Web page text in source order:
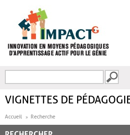
FORMULAIRE DE
VIGNETTES DE
Accueil Recherche